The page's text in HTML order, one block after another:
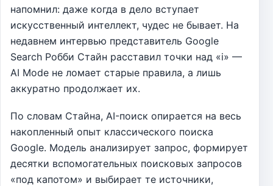
напомнил: даже когда в дело вступает
искусственный интеллект, чудес не бывает. На
недавнем интервью представитель Google
Search Робби Стайн расставил точки над «i» —
AI Mode не ломает старые правила, а лишь
аккуратно продолжает их.
По словам Стайна, AI-поиск опирается на весь
накопленный опыт классического поиска
Google. Модель анализирует запрос, формирует
десятки вспомогательных поисковых запросов
«под капотом» и выбирает те источники,